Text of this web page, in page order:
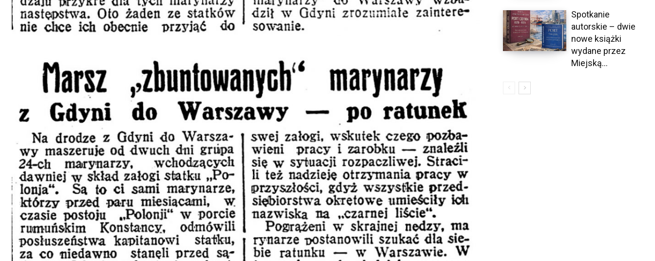
Spotkanie
autorskie – dwie
nowe książki
wydane przez
Miejską...